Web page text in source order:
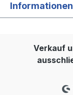
Informationen
Verkauf